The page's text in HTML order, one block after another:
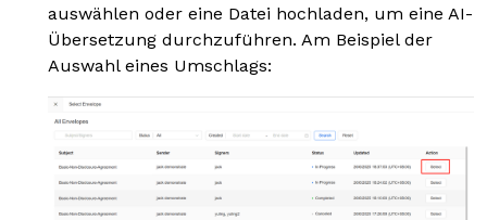
auswählen oder eine Datei hochladen, um eine AI-
Übersetzung durchzuführen. Am Beispiel der
Auswahl eines Umschlags: